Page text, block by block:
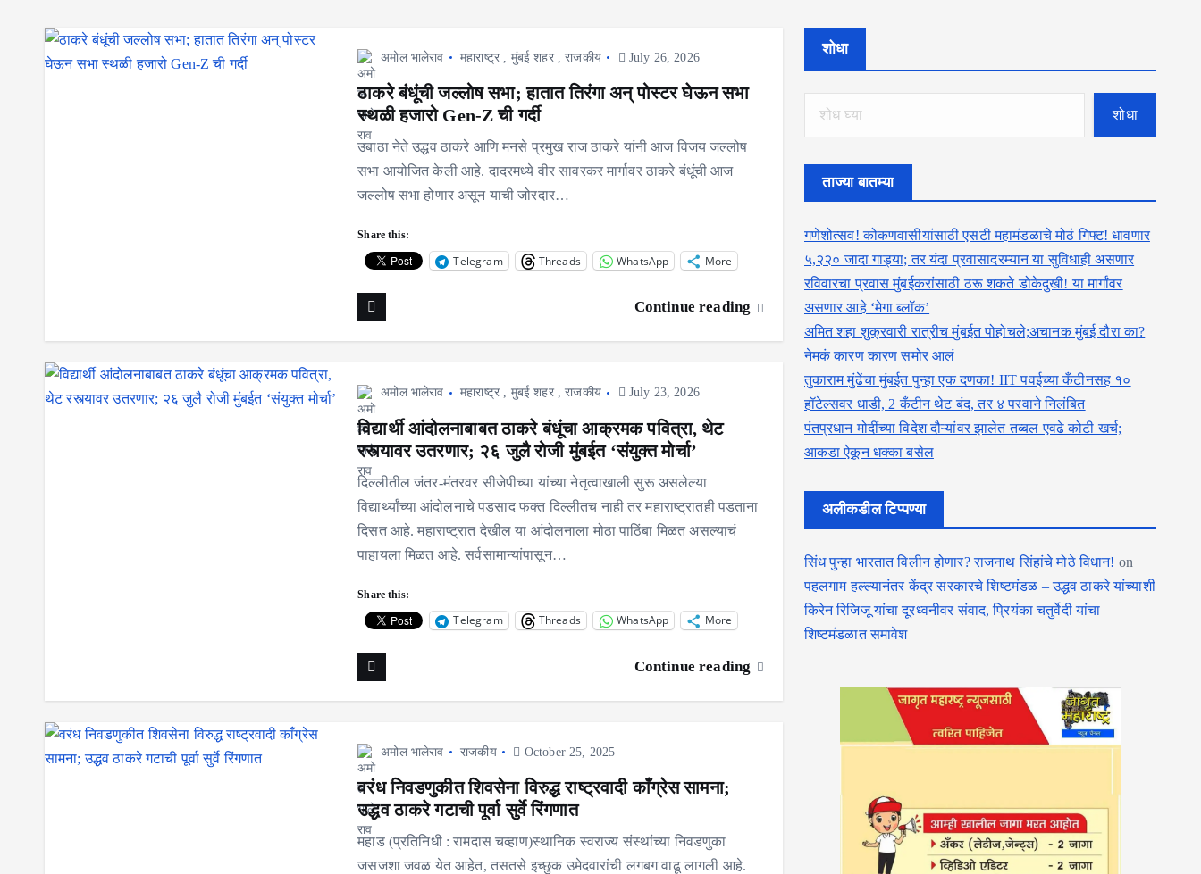
अमोल भालेराव महाराष्ट्र , मुंबई शहर,राजकीय July 26, 2026
ठाकरे बंधूंची जल्लोष सभा; हातात तिरंगा अन् पोस्टर घेऊन सभा
स्थळी हजारो Gen-Z ची गर्दी
उबाठा नेते उद्धव ठाकरे आणि मनसे प्रमुख राज ठाकरे यांनी आज विजय जल्लोष
सभा आयोजित केली आहे. दादरमध्ये वीर सावरकर मार्गावर ठाकरे बंधूंची आज
जल्लोष सभा होणार असून याची जोरदार…
Share this:
Telegram Threads WhatsApp More
Continue reading
अमोल भालेराव महाराष्ट्र , मुंबई शहर,राजकीय July 23, 2026
विद्यार्थी आंदोलनाबाबत ठाकरे बंधूंचा आक्रमक पवित्रा, थेट
रस्त्यावर उतरणार; २६ जुलै रोजी मुंबईत ‘संयुक्त मोर्चा’
दिल्लीतील जंतर-मंतरवर सीजेपीच्या यांच्या नेतृत्वाखाली सुरू असलेल्या
विद्यार्थ्यांच्या आंदोलनाचे पडसाद फक्त दिल्लीतच नाही तर महाराष्ट्रातही पडताना
दिसत आहे. महाराष्ट्रात देखील या आंदोलनाला मोठा पाठिंबा मिळत असल्याचं
पाहायला मिळत आहे. सर्वसामान्यांपासून…
Share this:
Telegram Threads WhatsApp More
Continue reading
अमोल भालेराव राजकीय October 25, 2025
वरंध निवडणुकीत शिवसेना विरुद्ध राष्ट्रवादी काँग्रेस सामना;
उद्धव ठाकरे गटाची पूर्वा सुर्वे रिंगणात
महाड (प्रतिनिधी : रामदास चव्हाण)स्थानिक स्वराज्य संस्थांच्या निवडणुका
जसजशा जवळ येत आहेत, तसतसे इच्छुक उमेदवारांची लगबग वाढू लागली आहे.
शोधा
शोधा
ताज्या बातम्या
गणेशोत्सव! कोकणवासीयांसाठी एसटी महामंडळाचे मोठं गिफ्ट! धावणार
५,२२० जादा गाड्या; तर यंदा प्रवासादरम्यान या सुविधाही असणार
रविवारचा प्रवास मुंबईकरांसाठी ठरू शकते डोकेदुखी! या मार्गांवर
असणार आहे ‘मेगा ब्लॉक’
अमित शहा शुक्रवारी रात्रीच मुंबईत पोहोचले;अचानक मुंबई दौरा का?
नेमकं कारण कारण समोर आलं
तुकाराम मुंढेंचा मुंबईत पुन्हा एक दणका! IIT पवईच्या कँटीनसह १०
हॉटेल्सवर धाडी, 2 कँटीन थेट बंद, तर ४ परवाने निलंबित
पंतप्रधान मोदींच्या विदेश दौऱ्यांवर झालेत तब्बल एवढे कोटी खर्च;
आकडा ऐकून धक्का बसेल
अलीकडील टिप्पण्या
सिंध पुन्हा भारतात विलीन होणार? राजनाथ सिंहांचे मोठे विधान! on
पहलगाम हल्ल्यानंतर केंद्र सरकारचे शिष्टमंडळ – उद्धव ठाकरे यांच्याशी
किरेन रिजिजू यांचा दूरध्वनीवर संवाद, प्रियंका चतुर्वेदी यांचा
शिष्टमंडळात समावेश